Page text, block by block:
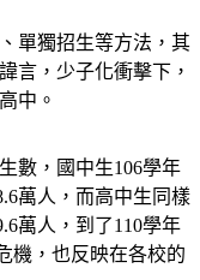
單獨招生等方法，其
言，少子化衝擊下，
中。
數，國中生106學年
萬人，而高中生同樣
萬人，到了110學年
機，也反映在各校的